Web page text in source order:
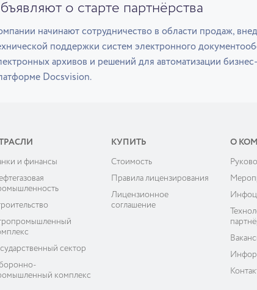
о старте партнёрства
начинают сотрудничество в области продаж,
поддержки систем электронного
архивов и решений для автоматизации
Docsvision.
и финансы
сектор
комплекс
КУПИТЬ
Cтоимость
Правила лицензирования
Лицензионное
соглашение
О